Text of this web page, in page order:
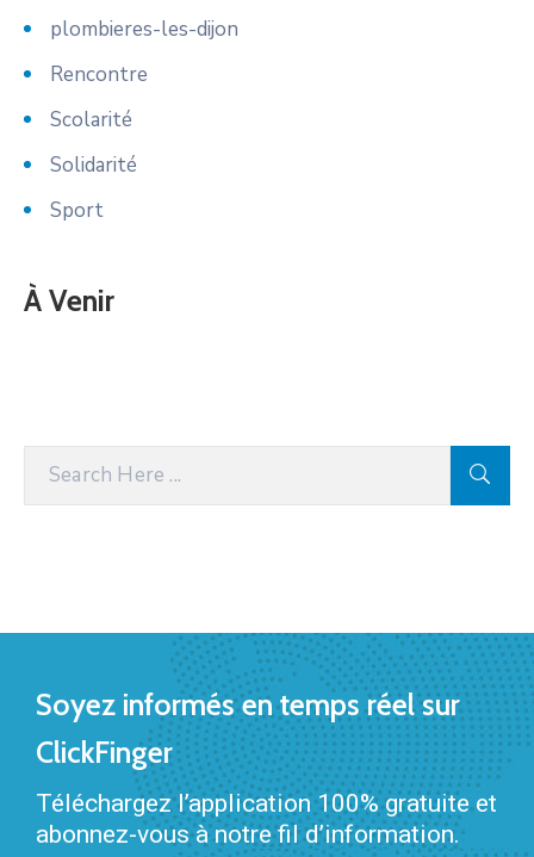
plombieres-les-dijon
Rencontre
Scolarité
Solidarité
Sport
À Venir
Soyez informés en temps réel sur
ClickFinger
Téléchargez l’application 100% gratuite et
abonnez-vous à notre fil d’information.